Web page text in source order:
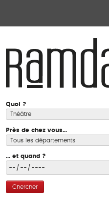
Quoi ?
Près de chez vous...
... et quand ?
Chercher